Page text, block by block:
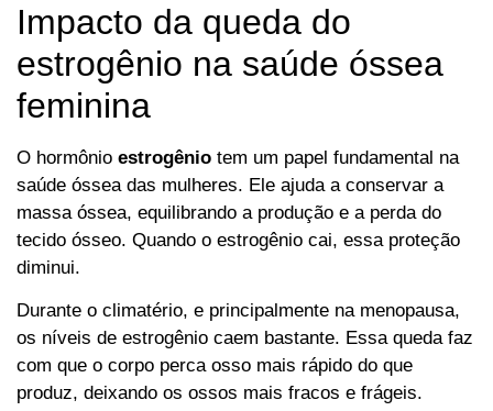
Impacto da queda do
estrogênio na saúde óssea
feminina
O hormônio estrogênio tem um papel fundamental na
saúde óssea das mulheres. Ele ajuda a conservar a
massa óssea, equilibrando a produção e a perda do
tecido ósseo. Quando o estrogênio cai, essa proteção
diminui.
Durante o climatério, e principalmente na menopausa,
os níveis de estrogênio caem bastante. Essa queda faz
com que o corpo perca osso mais rápido do que
produz, deixando os ossos mais fracos e frágeis.